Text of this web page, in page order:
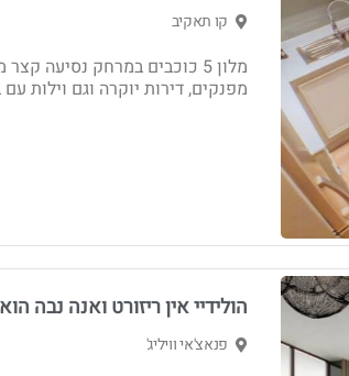
קו תאקיב
מלון 5 כוכבים במרחק נסיעה
מפנקים, דירות יוקרה וגם וילות
הולידיי אין ריזורט ואנה נבה
פנאצ'אי וויליג'